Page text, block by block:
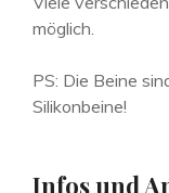
möglich.
PS: Die Beine
Silikonbeine!
Infos und